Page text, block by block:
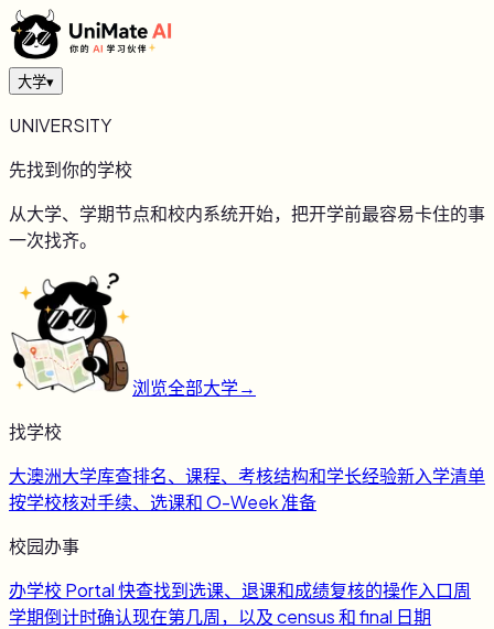
大学▾
UNIVERSITY
先找到你的学校
从大学、学期节点和校内系统开始，把开学前最容易卡住的事
一次找齐。
浏览全部大学→
找学校
大澳洲大学库查排名、课程、考核结构和学长经验新入学清单
按学校核对手续、选课和 O-Week 准备
校园办事
办学校 Portal 快查找到选课、退课和成绩复核的操作入口周
学期倒计时确认现在第几周，以及 census 和 final 日期